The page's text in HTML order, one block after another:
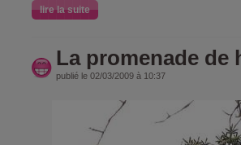
lire la suite
La promenade de
publié le 02/03/2009 à 10:37